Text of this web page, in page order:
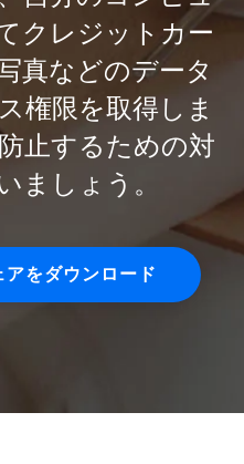
クレジットカー
真などのデータ
権限を取得しま
止するための対
ましょう。
をダウンロード